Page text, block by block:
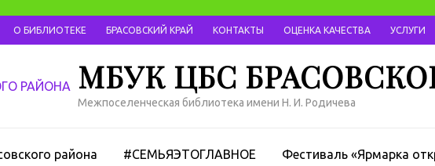
О БИБЛИОТЕКЕ БРАСОВСКИЙ КРАЙ КОНТАКТЫ ОЦЕНКА КАЧЕСТВА УСЛУГИ
МБУК ЦБС
Межпоселенческая библиотека имени Н. И. Родичева
района #СЕМЬЯЭТОГЛАВНОЕ Фестиваль «Ярмарка